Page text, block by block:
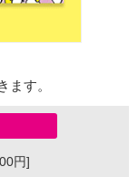
ます。
円]